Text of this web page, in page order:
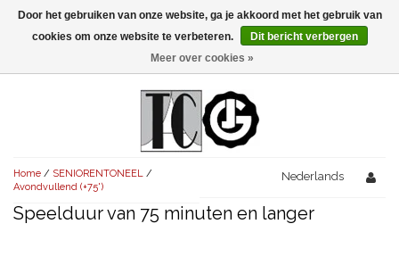
Menu
AVONDVULLEND (+75')
KORT (-30')
OVERIG (30'-75')
AVONDVULLEND (+75')
KORT (-30')
THRILLERS
AVONDVULLEND (+75')
SENIORENTONEEL
Home / SENIORENTONEEL /
Avondvullend (+75')
Nederlands
Speelduur van 75 minuten en langer
Door het gebruiken van onze website, ga je akkoord met het gebruik van
cookies om onze website te verbeteren.
Dit bericht verbergen
Meer over cookies »